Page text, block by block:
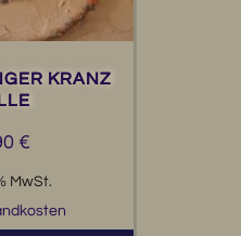
KRANZ
€
MwSt.